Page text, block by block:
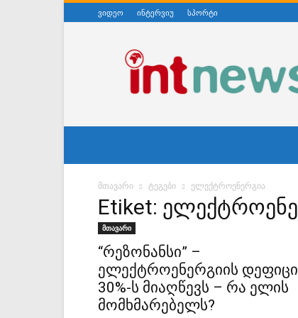
ვიდეო ინტერვიუ სპორტი
ინტერნეტნიუსი
მთავარი ტეგები ელექტროენერგია
Etiket:
მთავარი
“რეზონანსი” –
ელექტროენერგიის
30%-ს მიაღწევს – რა ელის
მომხმარებელს?